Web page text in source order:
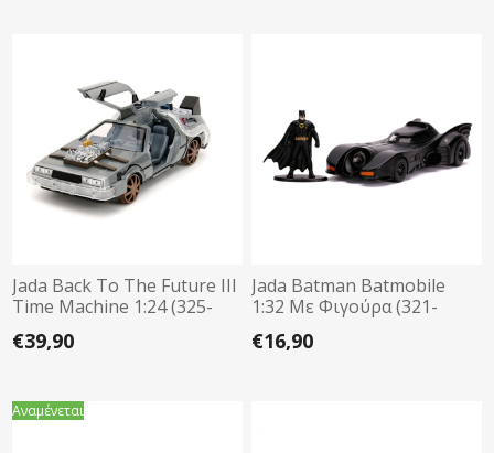
Jada Back To The Future III
Time Machine 1:24 (325-
€39,90
Jada Batman Batmobile
1:32 Με Φιγούρα (321-
€16,90
Αναμένεται